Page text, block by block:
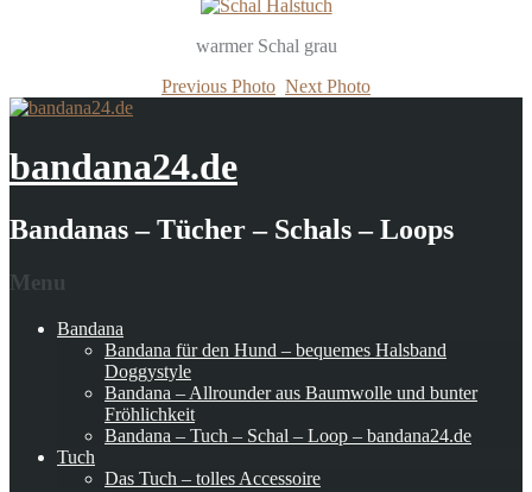
warmer Schal grau
Previous Photo Next Photo
bandana24.de
Bandanas – Tücher – Schals – Loops
Menu
Bandana
Bandana für den Hund – bequemes Halsband
Doggystyle
Bandana – Allrounder aus Baumwolle und bunter
Fröhlichkeit
Bandana – Tuch – Schal – Loop – bandana24.de
Tuch
Das Tuch – tolles Accessoire